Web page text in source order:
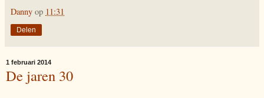
Danny op 11:31
Delen
1 februari 2014
De jaren 30